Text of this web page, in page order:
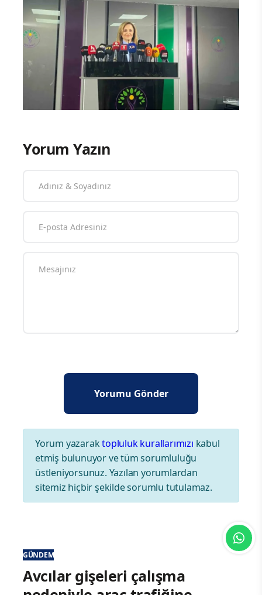
Yorum Yazın
Yorum yazaraktopluluk kurallarımızı kabul
etmiş bulunuyor ve tüm sorumluluğu
üstleniyorsunuz. Yazılan yorumlardan
sitemiz hiçbir şekilde sorumlu tutulamaz.
GÜNDEM
Avcılar gişeleri çalışma